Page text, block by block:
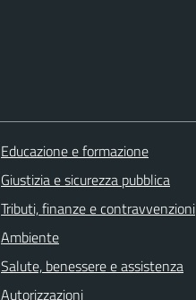
Educazione e formazione
Giustizia e sicurezza pubblica
Tributi, finanze e contravvenzioni
Ambiente
Salute, benessere e assistenza
Autorizzazioni